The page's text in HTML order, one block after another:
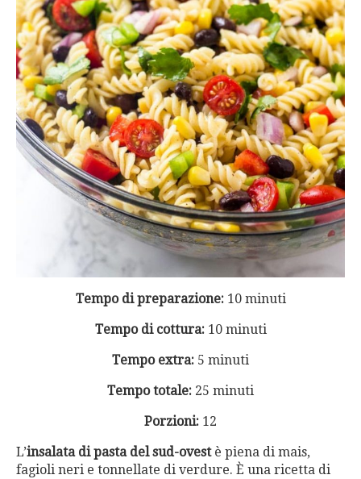
Tempo di preparazione:10 minuti
Tempo di cottura:10 minuti
Tempo extra: 5 minuti
Tempo totale: 25 minuti
Porzioni: 12
L’insalata di pasta del sud-ovestè piena di mais,
fagioli neri e tonnellate di verdure. È una ricetta di